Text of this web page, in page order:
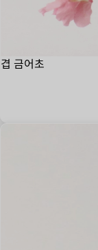
겹 금어초